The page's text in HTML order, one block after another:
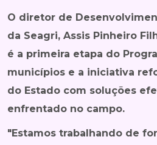
O diretor de
da Seagri, Assis Pinheiro
é a primeira etapa do
municípios e a iniciativa
do Estado com soluções
enfrentado no campo.
"Estamos trabalhando de